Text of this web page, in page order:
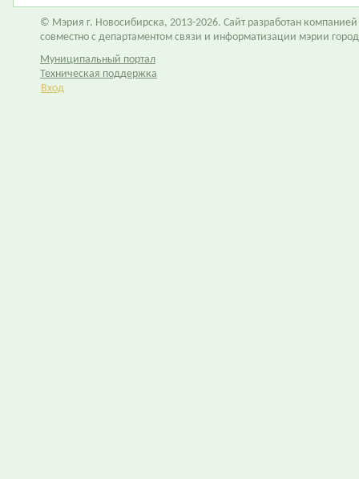
© Мэрия г. Новосибирска, 2013-2026. Сайт разработан компанией
совместно с департаментом связи и информатизации мэрии
Муниципальный портал
Техническая поддержка
Вход